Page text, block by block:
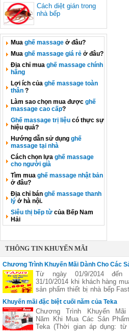
Cách diệt gián trong
nhà bếp
Mua ghế massage ở đâu?
Mua ghế massage giá rẻ ở đâu?
Địa chỉ mua ghế massage chính
hãng
Lợi ích của ghế massage toàn
thân ?
Làm sao chọn mua được ghế
massage cao cấp?
Ghế massage trị liệu có thực sự
hiệu quả?
Hướng dẫn sử dụng ghế
massage tại nhà
Cách chọn lựa ghế massage
cho người già
Tìm mua ghế massage nhật bản
ở đâu?
Địa chỉ bán ghế massage thanh
lý ở hà nội.
Siêu thị bếp từ của Bếp Nam
Hải
THÔNG TIN KHUYẾN MÃI
Chương Trình Khuyến Mãi Dành Cho Các
Phẩm FasterTừ ngày 01/9/2014 đến
31/10/2014 khi khách hàng
sản phẩm thiết bị nhà bếp
các đại lý của bếp gas Hữu
sẽ nhận được những phần
dẫn, chi tiết xem thêm..
Khuyến mãi đặc biệt cuối năm của Teka
Chương Trình Khuyến Mãi
Năm Khi Mua Các Sản
Teka (Thời gian áp dụng: từ